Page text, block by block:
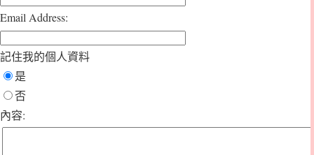
Email Address:
記住我的個人資料
是
否
內容: